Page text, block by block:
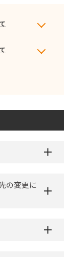
の変更に